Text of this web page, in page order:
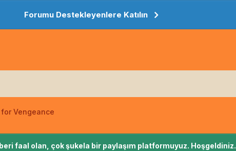
Forumu Destekleyenlere Katılın
Vengeance
faal olan, çok şukela bir paylaşım platformuyuz. Hoşgeldiniz.